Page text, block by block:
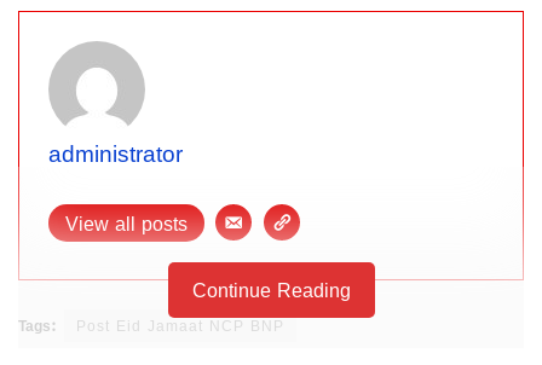
administrator
View all posts
Continue Reading
Tags: Post Eid Jamaat NCP BNP